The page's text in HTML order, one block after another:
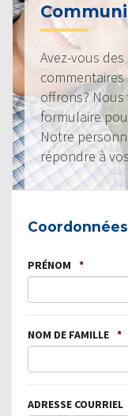
Avez-vous
offrons? Nous
formulaire
Notre
répondre à
Coordonnées
PRÉNOM *
NOM DE FAMILLE *
ADRESSE COURRIEL